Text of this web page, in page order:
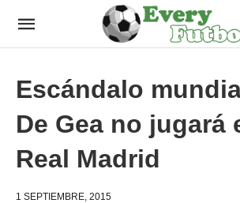
Escándalo
De Gea no jugará
Real Madrid
1 SEPTIEMBRE, 2015